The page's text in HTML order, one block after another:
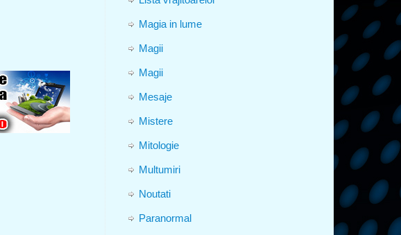
Magia in lume
Magii
Magii
Mesaje
Mistere
Mitologie
Multumiri
Noutati
Paranormal